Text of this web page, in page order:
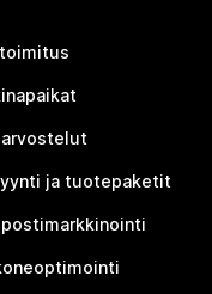
ja tuotepaketit